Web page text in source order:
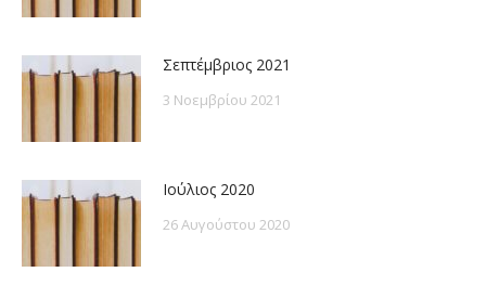
Σεπτέμβριος 2021
3 Νοεμβρίου 2021
Ιούλιος 2020
26 Αυγούστου 2020